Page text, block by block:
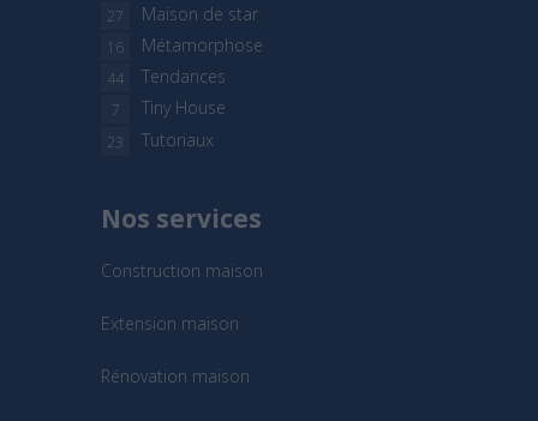
Maison de star
27
Métamorphose
16
Tendances
44
Tiny House
7
Tutoriaux
23
Nos services
Construction maison
Extension maison
Rénovation maison